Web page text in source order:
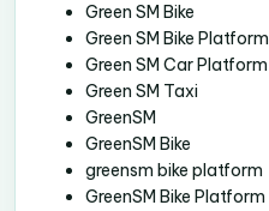
Green SM Bike
Green SM Bike Platform
Green SM Car Platform
Green SM Taxi
GreenSM
GreenSM Bike
greensm bike platform
GreenSM Bike Platform